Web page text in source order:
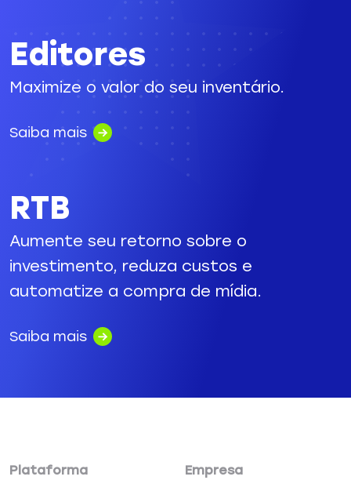
Editores
Maximize o valor do seu inventário.
Saiba mais
RTB
Aumente seu retorno sobre o
investimento, reduza custos e
automatize a compra de mídia.
Saiba mais
Plataforma Empresa